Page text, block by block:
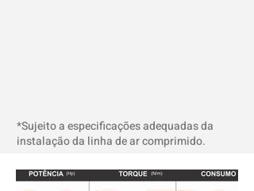
*Sujeito a especificações adequadas da
instalação da linha de ar comprimido.